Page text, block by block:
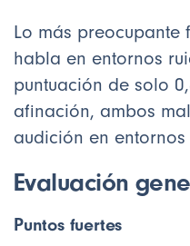
Lo más preocupante
habla en entornos
puntuación de solo
afinación, ambos
audición en entornos
Evaluación
Puntos fuertes